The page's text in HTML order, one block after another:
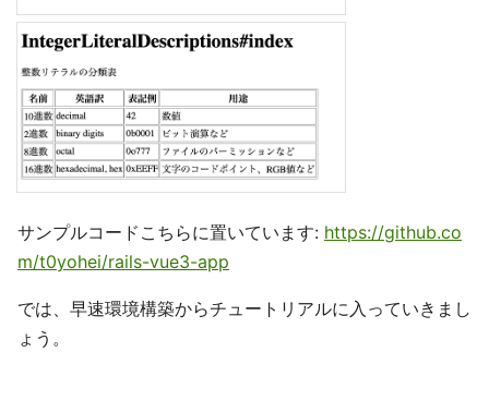
サンプルコードこちらに置いています: https://github.co
m/t0yohei/rails-vue3-app
では、早速環境構築からチュートリアルに入っていきまし
ょう。